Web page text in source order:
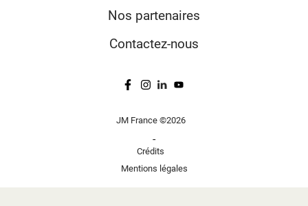
Nos partenaires
Contactez-nous
JM France ©2026
-
Crédits
Mentions légales